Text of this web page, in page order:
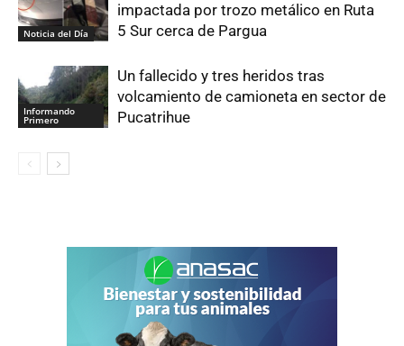
Noticia del Día
impactada por trozo metálico en Ruta
5 Sur cerca de Pargua
Informando
Primero
Un fallecido y tres heridos tras
volcamiento de camioneta en sector de
Pucatrihue